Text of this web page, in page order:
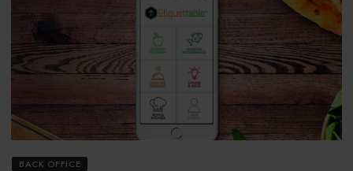
BACK OFFICE